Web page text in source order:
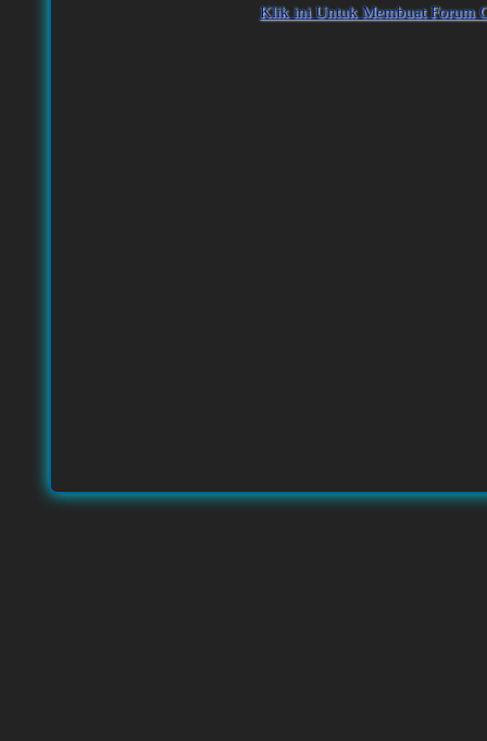
Klik ini Untuk Membuat Forum